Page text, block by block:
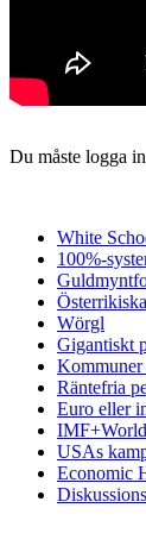
Du måste logga
White
100%-
Wörgl
Gigantiskt
Kommuner
Räntefria
Euro eller
USAs
Economic